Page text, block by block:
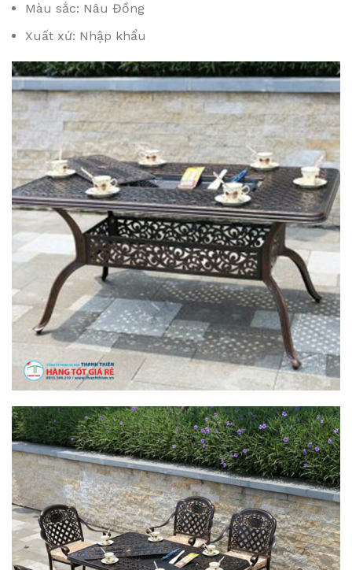
Màu sắc: Nâu Đồng
Xuất xứ: Nhập khẩu